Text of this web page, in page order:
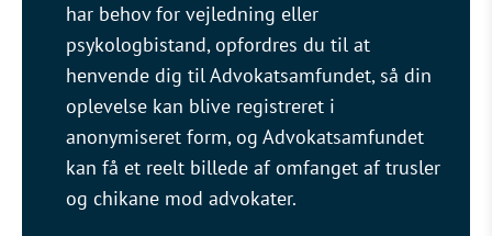
har behov for vejledning eller
psykologbistand, opfordres du til at
henvende dig til Advokatsamfundet, så din
oplevelse kan blive registreret i
anonymiseret form, og Advokatsamfundet
kan få et reelt billede af omfanget af trusler
og chikane mod advokater.